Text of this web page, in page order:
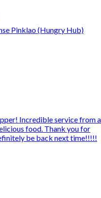
Pinklao (Hungry Hub)
Incredible service from
food. Thank you for
be back next time!!!!!